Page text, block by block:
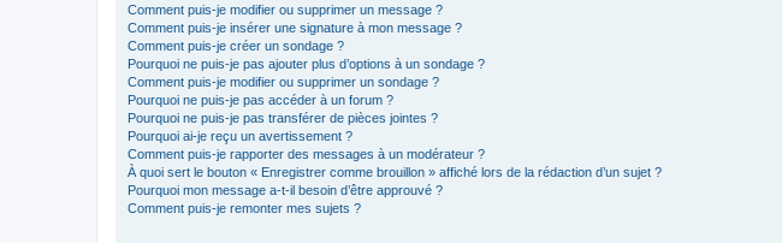
Comment puis-je modifier ou supprimer un message ?
Comment puis-je insérer une signature à mon message ?
Comment puis-je créer un sondage ?
Pourquoi ne puis-je pas ajouter plus d’options à un sondage ?
Comment puis-je modifier ou supprimer un sondage ?
Pourquoi ne puis-je pas accéder à un forum ?
Pourquoi ne puis-je pas transférer de pièces jointes ?
Pourquoi ai-je reçu un avertissement ?
Comment puis-je rapporter des messages à un modérateur ?
À quoi sert le bouton « Enregistrer comme brouillon » affiché lors de la rédaction d’un sujet ?
Pourquoi mon message a-t-il besoin d’être approuvé ?
Comment puis-je remonter mes sujets ?